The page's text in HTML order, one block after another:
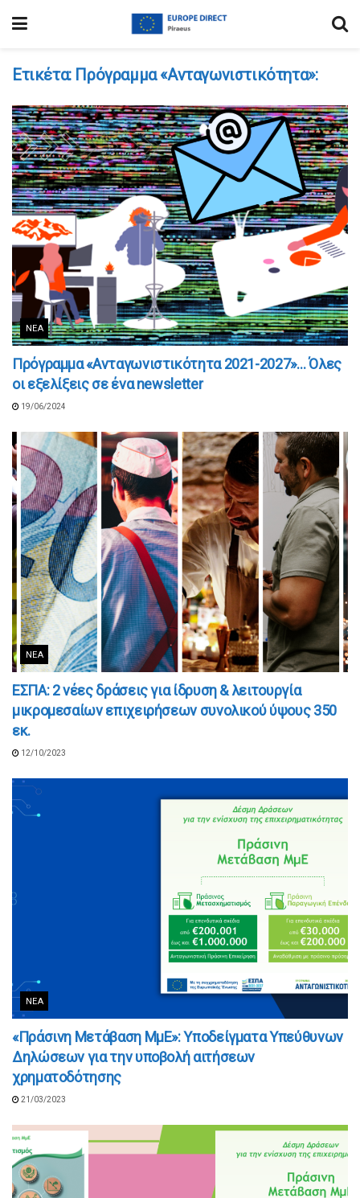
Ετικέτα: Πρόγραμμα «Ανταγωνιστικότητα»:
ΝΈΑ
Πρόγραμμα «Ανταγωνιστικότητα 2021-2027»… Όλες
οι εξελίξεις σε ένα newsletter
19/06/2024
ΝΈΑ
ΕΣΠΑ: 2 νέες δράσεις για ίδρυση & λειτουργία
μικρομεσαίων επιχειρήσεων συνολικού ύψους 350
εκ.
12/10/2023
ΝΈΑ
«Πράσινη Μετάβαση ΜμΕ»: Υποδείγματα Υπεύθυνων
Δηλώσεων για την υποβολή αιτήσεων
χρηματοδότησης
21/03/2023